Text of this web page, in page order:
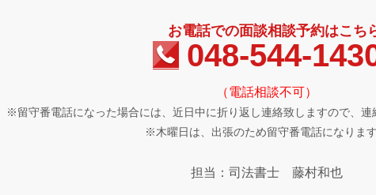
お電話での面談相談予約はこち
048-544-
（電話相談不可）
※留守番電話になった場合には、近日中に折り返し連絡致しますので、連
※木曜日は、出張のため留守番電話になります
担当：司法書士 藤村和也